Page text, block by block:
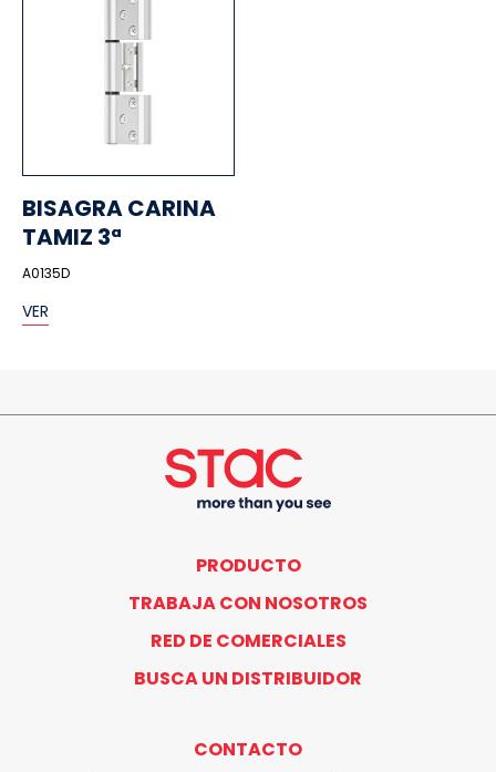
BISAGRA CARINA
TAMIZ 3ª
A0135D
VER
PRODUCTO
TRABAJA CON NOSOTROS
RED DE COMERCIALES
BUSCA UN DISTRIBUIDOR
CONTACTO